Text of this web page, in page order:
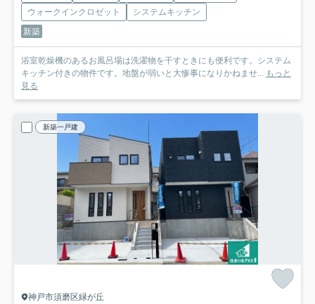
ウォークインクロゼット
システムキッチン
新築
浴室乾燥機のあるお風呂場は洗濯物を干すときにも便利です。システム
キッチン付きの物件です。地盤が弱いと大惨事になりかねませ... もっと
見る
新築一戸建
神戸市須磨区緑が丘